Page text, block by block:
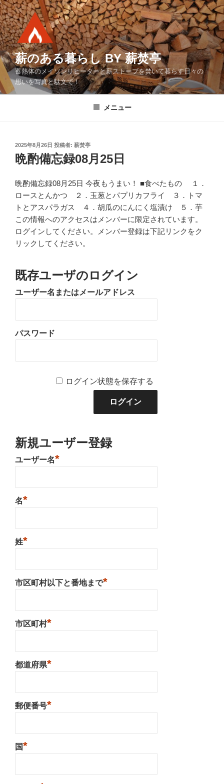
コ
ン
テ
ン
ツ
へ
キ
薪のある暮らし BY 薪焚亭
蓄熱体のメイソンリヒーターと薪ストーブを焚いて暮らす日々の
思いを写真と駄文で！
メニュー
投
稿
日:
2025年8月26日 投稿者: 薪焚亭
晩酌備忘録08月25日
晩酌備忘録08月25日 今夜もうまい！ ■食べたもの １．
ロースとんかつ ２．玉葱とパプリカフライ ３．トマ
トとアスパラガス ４．胡瓜のにんにく塩漬け ５．芋
この情報へのアクセスはメンバーに限定されています。
ログインしてください。メンバー登録は下記リンクをク
リックしてください。
既存ユーザのログイン
ユーザー名またはメールアドレス
パスワード
ログイン状態を保存する
新規ユーザー登録
ユーザー名*
名*
姓*
市区町村以下と番地まで*
市区町村*
都道府県*
郵便番号*
国*